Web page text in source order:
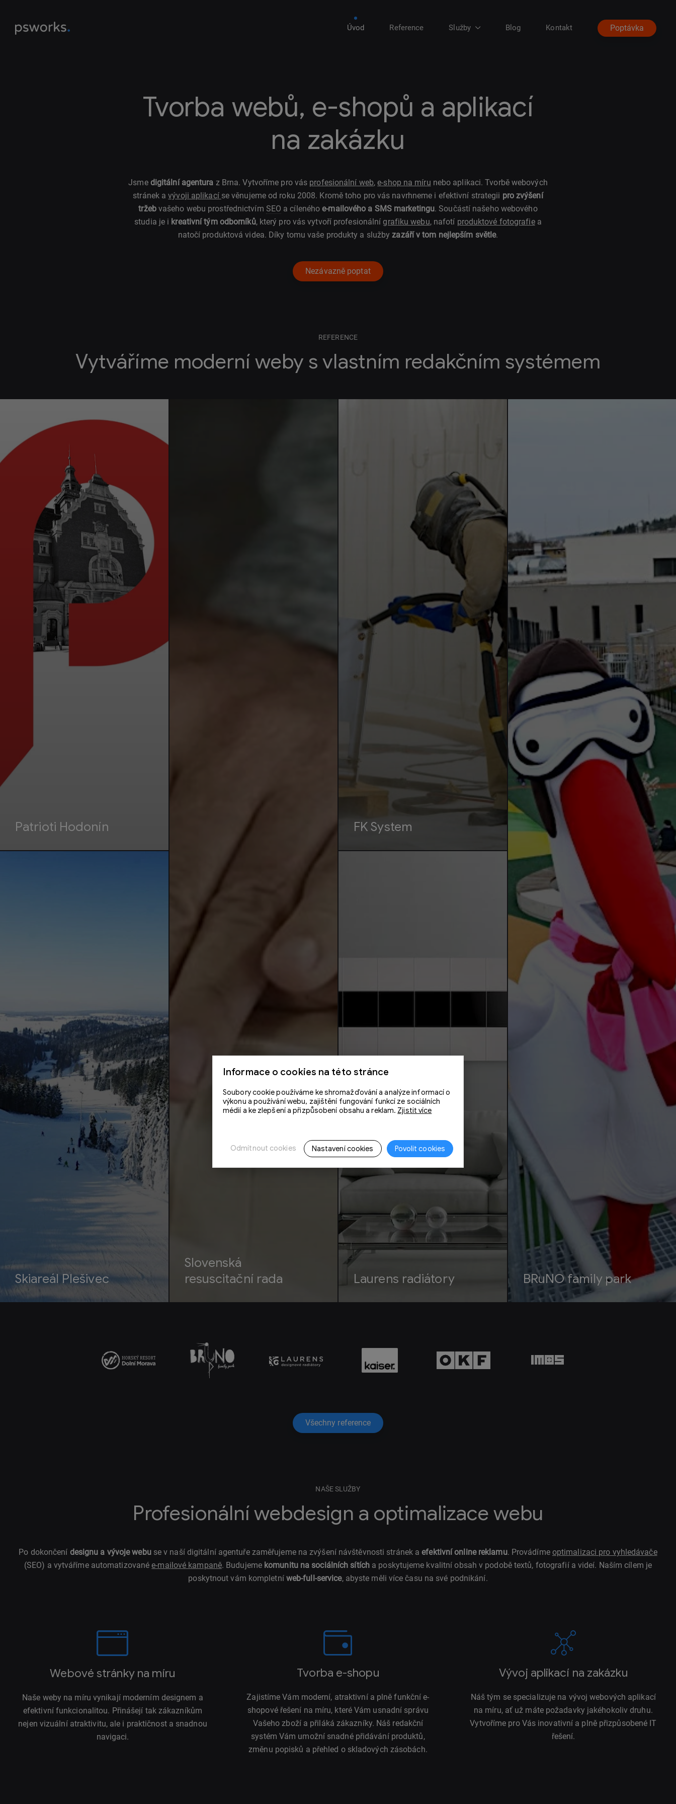
Informace o cookies na této stránce
Soubory cookie používáme ke shromažďování a analýze informací o
výkonu a používání webu, zajištění fungování funkcí ze sociálních
médií a ke zlepšení a přizpůsobení obsahu a reklam. Zjistit více
Povolit cookies
Nastavení cookies
Odmítnout cookies
Úvod Reference Služby Blog Kontakt Poptávka
Tvorba webů, e-shopů a aplikací
na zakázku
Jsme digitální agentura z Brna. Vytvoříme pro vás profesionální web,e-shop na míru nebo aplikaci. Tvorbě webových
stránek avývoji aplikací se věnujeme od roku 2008. Kromě toho pro vás navrhneme i efektivní strategii pro zvýšení
tržebvašeho webu prostřednictvím SEO a cílenéhoe-mailového a SMS marketingu. Součástí našeho webového
studia je i kreativní tým odborníků, který pro vás vytvoří profesionálnígrafiku webu, nafotí produktové fotografiea
natočí produktová videa. Díky tomu vaše produkty a službyzazáří v tom nejlepším světle.
Nezávazně poptat
REFERENCE
Vytváříme moderní weby s vlastním redakčním systémem
Patrioti Hodonín
Slovenská
resuscitační rada
FK System
BRuNO family park
Skiareál Plešivec Laurens radiátory
Všechny reference
NAŠE SLUŽBY
Profesionální webdesign a optimalizace webu
Po dokončení designu a vývoje webuse v naší digitální agentuře zaměřujeme na zvýšení návštěvnosti stránek aefektivní online reklamu. Provádíme optimalizaci pro vyhledávače
(SEO) a vytváříme automatizovanée-mailové kampaně. Budujeme komunitu na sociálních sítích a poskytujeme kvalitní obsah v podobě textů, fotografií a videí. Naším cílem je
poskytnout vám kompletní web-full-service, abyste měli více času na své podnikání.
Webové stránky na míru
Naše weby na míru vynikají moderním designem a
efektivní funkcionalitou. Přinášejí tak zákazníkům
nejen vizuální atraktivitu, ale i praktičnost a snadnou
navigaci.
Tvorba e-shopu
Zajistíme Vám moderní, atraktivní a plně funkční e-
shopové řešení na míru, které Vám usnadní správu
Vašeho zboží a přiláká zákazníky. Náš redakční
systém Vám umožní snadné přidávání produktů,
změnu popisků a přehled o skladových zásobách.
Vývoj aplikací na zakázku
Náš tým se specializuje na vývoj webových aplikací
na míru, ať už máte požadavky jakéhokoliv druhu.
Vytvoříme pro Vás inovativní a plně přizpůsobené IT
řešení.